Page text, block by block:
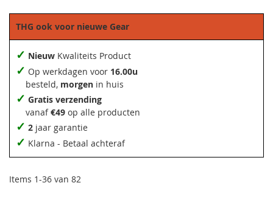
Items 1-36 van 82
THG ook voor nieuwe Gear
✓ Nieuw Kwaliteits Product
✓ Op werkdagen voor 16.00u
besteld, morgen in huis
✓ Gratis verzending
vanaf€49 op alle producten
✓ 2 jaar garantie
✓ Klarna - Betaal achteraf